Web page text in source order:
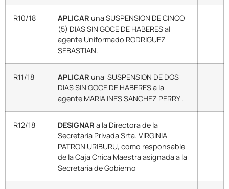
R10/18 APLICAR una SUSPENSION DE CINCO
(5) DIAS SIN GOCE DE HABERES al
agente Uniformado RODRIGUEZ
SEBASTIAN.-
R11/18 APLICAR una SUSPENSION DE DOS
DIAS SIN GOCE DE HABERES a la
agente MARIA INES SANCHEZ PERRY .-
R12/18 DESIGNAR a la Directora de la
Secretaria Privada Srta. VIRGINIA
PATRON URIBURU, como responsable
de la Caja Chica Maestra asignada a la
Secretaria de Gobierno